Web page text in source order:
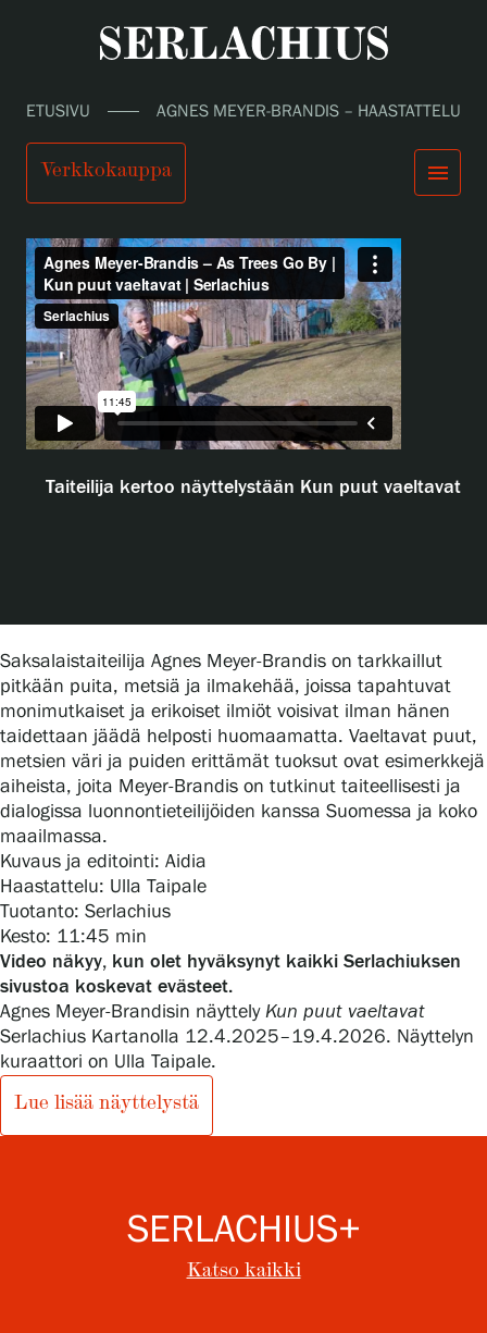
Tule meille
Näyttelyt
Tapahtumat
Palvelumme
Kokoelmat ja museo
Serlachius Residenssi
SERLACHIUS+
ETUSIVU AGNES MEYER-BRANDIS – HAASTATTELU
Verkkokauppa menu
searchHakufiensvja
Tapahtumat
Palvelumme
Kokoelmat ja museo
Serlachius Residenssi
SERLACHIUS+
Gösta Serlachiuksen taidesäätiö
Yhteystiedot
Serlachius Taidesauna
Serlachius Art & Sauna Express
Agnes Meyer-Brandis – haastattelu
Taiteilija kertoo näyttelystään Kun puut vaeltavat
Saksalaistaiteilija Agnes Meyer-Brandis on tarkkaillut
pitkään puita, metsiä ja ilmakehää, joissa tapahtuvat
monimutkaiset ja erikoiset ilmiöt voisivat ilman hänen
taidettaan jäädä helposti huomaamatta. Vaeltavat puut,
metsien väri ja puiden erittämät tuoksut ovat esimerkkejä
aiheista, joita Meyer-Brandis on tutkinut taiteellisesti ja
dialogissa luonnontieteilijöiden kanssa Suomessa ja koko
maailmassa.
Kuvaus ja editointi: Aidia
Haastattelu: Ulla Taipale
Tuotanto: Serlachius
Kesto: 11:45 min
Video näkyy, kun olet hyväksynyt kaikki Serlachiuksen
sivustoa koskevat evästeet.
Agnes Meyer-Brandisin näyttelyKun puut vaeltavat
Serlachius Kartanolla 12.4.2025–19.4.2026. Näyttelyn
kuraattori on Ulla Taipale.
Lue lisää näyttelystä
SERLACHIUS+
Katso kaikki